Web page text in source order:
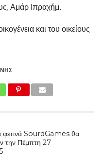
Αμάρ Ιπραχήμ.
και του οικείους
φετινά SourdGames θα
την Πέμπτη 27